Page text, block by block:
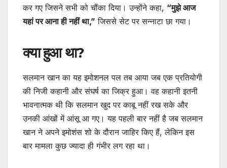
कर गए जिसने सभी को चौंका दिया। उन्होंने कहा, “मुझे आज
यहां पर आना ही नहीं था,” जिससे सेट पर सन्नाटा छा गया।
क्या हुआ था?
सलमान खान का यह इमोशनल पल तब आया जब एक प्रतियोगी
की निजी कहानी और संघर्ष का जिक्र हुआ। वह कहानी इतनी
भावनात्मक थी कि सलमान खुद पर काबू नहीं रख सके और
उनकी आंखों में आंसू आ गए। यह पहली बार नहीं है जब सलमान
खान ने अपने इमोशंस शो के दौरान जाहिर किए हैं, लेकिन इस
बार मामला कुछ ज्यादा ही गंभीर लग रहा था।